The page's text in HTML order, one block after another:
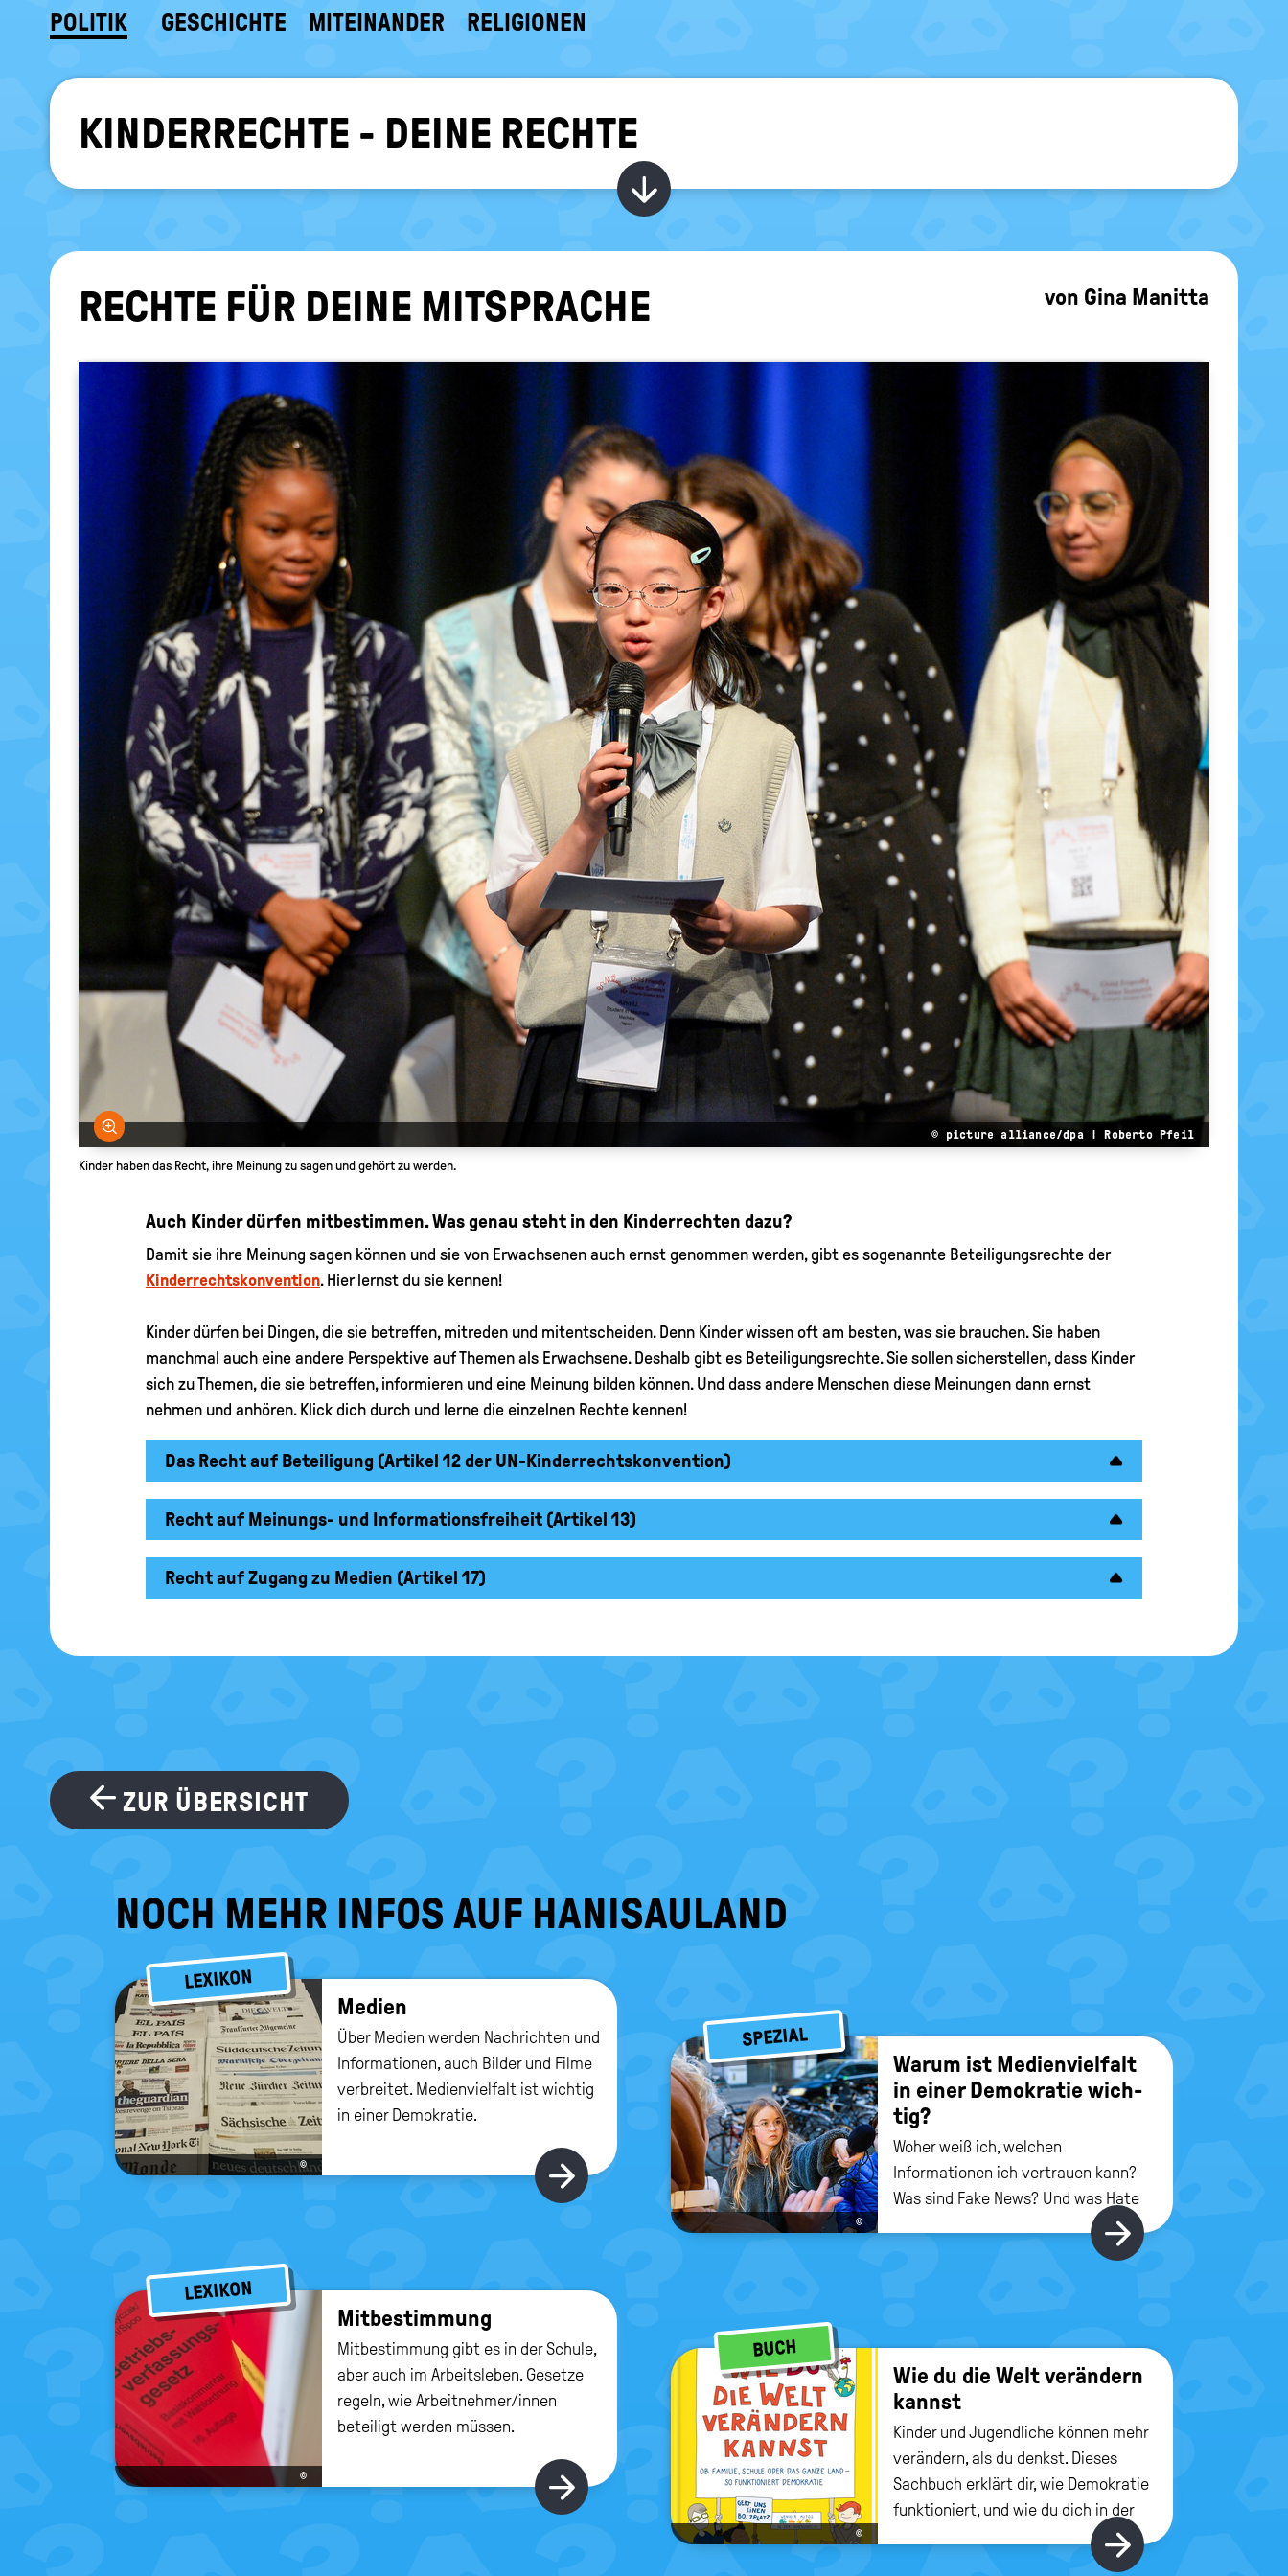
POLITIK GESCHICHTE MITEINANDER RELIGIONEN
KINDERRECHTE - DEINE RECHTE
Kapitel ein-/ ausblenden
RECH­TE FÜR DEINE MIT­SPRA­CHE von Gina Manitta
Bild vergrößern
© picture alliance/dpa | Roberto Pfeil
Kinder haben das Recht, ihre Meinung zu sagen und gehört zu werden.
Auch Kinder dürfen mitbestimmen. Was genau steht in den Kinderrechten dazu?
Damit sie ihre Meinung sagen können und sie von Erwachsenen auch ernst genommen werden, gibt es sogenannte Beteiligungsrechte der
Kinderrechtskonvention. Hier lernst du sie kennen!
Kinder dürfen bei Dingen, die sie betreffen, mitreden und mitentscheiden. Denn Kinder wissen oft am besten, was sie brauchen. Sie haben
manchmal auch eine andere Perspektive auf Themen als Erwachsene. Deshalb gibt es Beteiligungsrechte. Sie sollen sicherstellen, dass Kinder
sich zu Themen, die sie betreffen, informieren und eine Meinung bilden können. Und dass andere Menschen diese Meinungen dann ernst
nehmen und anhören. Klick dich durch und lerne die einzelnen Rechte kennen!
Das Recht auf Beteiligung (Artikel 12 der UN-Kinderrechtskonvention)
Recht auf Meinungs- und Informationsfreiheit (Artikel 13)
Recht auf Zugang zu Medien (Artikel 17)
ZUR ÜBERSICHT
NOCH MEHR INFOS AUF HANISAULAND
LEXIKON
©
Me­di­en
Über Medien werden Nachrichten und
Informationen, auch Bilder und Filme
verbreitet. Medienvielfalt ist wichtig
in einer Demokratie.
Hier gibt's mehr
SPEZIAL
©
Warum ist Me­di­en­viel­falt
in einer De­mo­kra­tie wich­
tig?
Woher weiß ich, welchen
Informationen ich vertrauen kann?
Was sind Fake News? Und was Hate
Hier gibt's
LEXIKON
©
Mit­be­stim­mung
Mitbestimmung gibt es in der Schule,
aber auch im Arbeitsleben. Gesetze
regeln, wie Arbeitnehmer/innen
beteiligt werden müssen.
Hier gibt's mehr
BUCH
©
Wie du die Welt ver­än­dern
kannst
Kinder und Jugendliche können mehr
verändern, als du denkst. Dieses
Sachbuch erklärt dir, wie Demokratie
funktioniert, und wie du dich in der
Gesellschaft einbringen kannst.
Hier gibt's